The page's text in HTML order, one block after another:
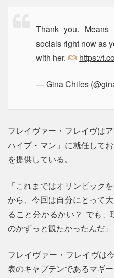
Thank you.
socials right now as
with her.
https://
— Gina Chiles
フレイヴァー・フレイヴは
ハイプ・マン」に就任して
を提供している。
「これまではオリンピック
から、今回は自分にとって
ること分かるかい？ でも
のかずっと観たかったんだ」
フレイヴァー・フレイヴは
表のキャプテンであるマギ